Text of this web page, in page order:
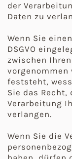
der
Daten zu
Wenn Sie
DSGVO
zwischen
vorgenommen
feststeht,
Sie das
Verarbeitung
verlangen.
Wenn Sie die